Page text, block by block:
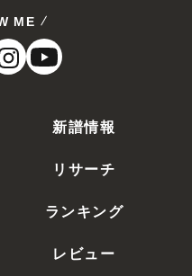
ME
新譜情報
リサーチ
ランキング
レビュー